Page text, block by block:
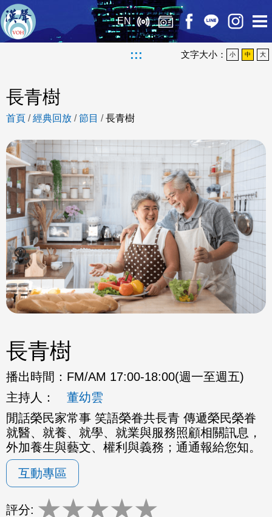
EN
::: 文字大小： 小 中 大
長青樹
首頁 /經典回放 /節目 /長青樹
長青樹
播出時間： FM/AM 17:00-18:00(週一至週五)
主持人：
董幼雲
閒話榮民家常事 笑語榮眷共長青 傳遞榮民榮眷
就醫、就養、就學、就業與服務照顧相關訊息，
外加養生與藝文、權利與義務；通通報給您知。
互動專區
評分: ★★★★★